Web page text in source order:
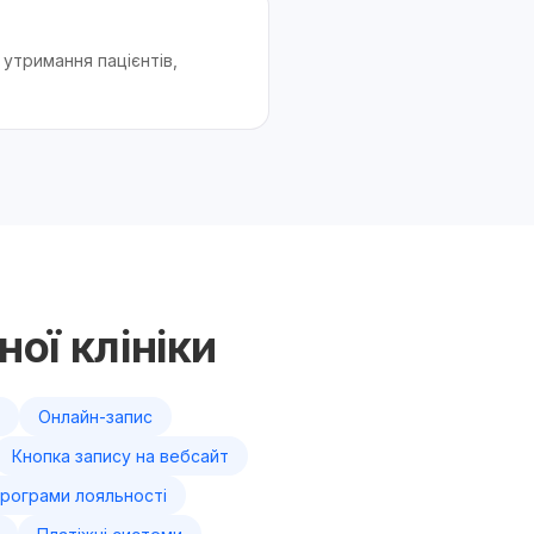
пацієнтів,
клініки
Онлайн-запис
Кнопка запису на вебсайт
лояльності